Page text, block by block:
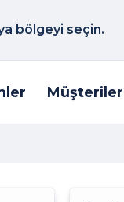
bölgeyi seçin.
Müşteriler